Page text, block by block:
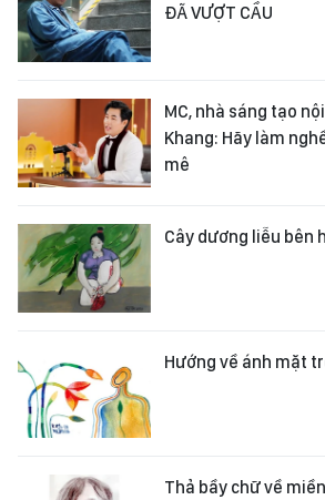
ĐÃ VƯỢT CẦU
MC, nhà sáng tạo
Khang: Hãy làm
mê
Cây dương liễu bên
Hướng về ánh mặt
Thả bầy chữ về